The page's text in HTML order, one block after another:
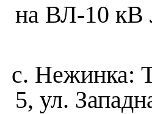
на ВЛ-10 кВ
с. Нежинка:
5, ул.